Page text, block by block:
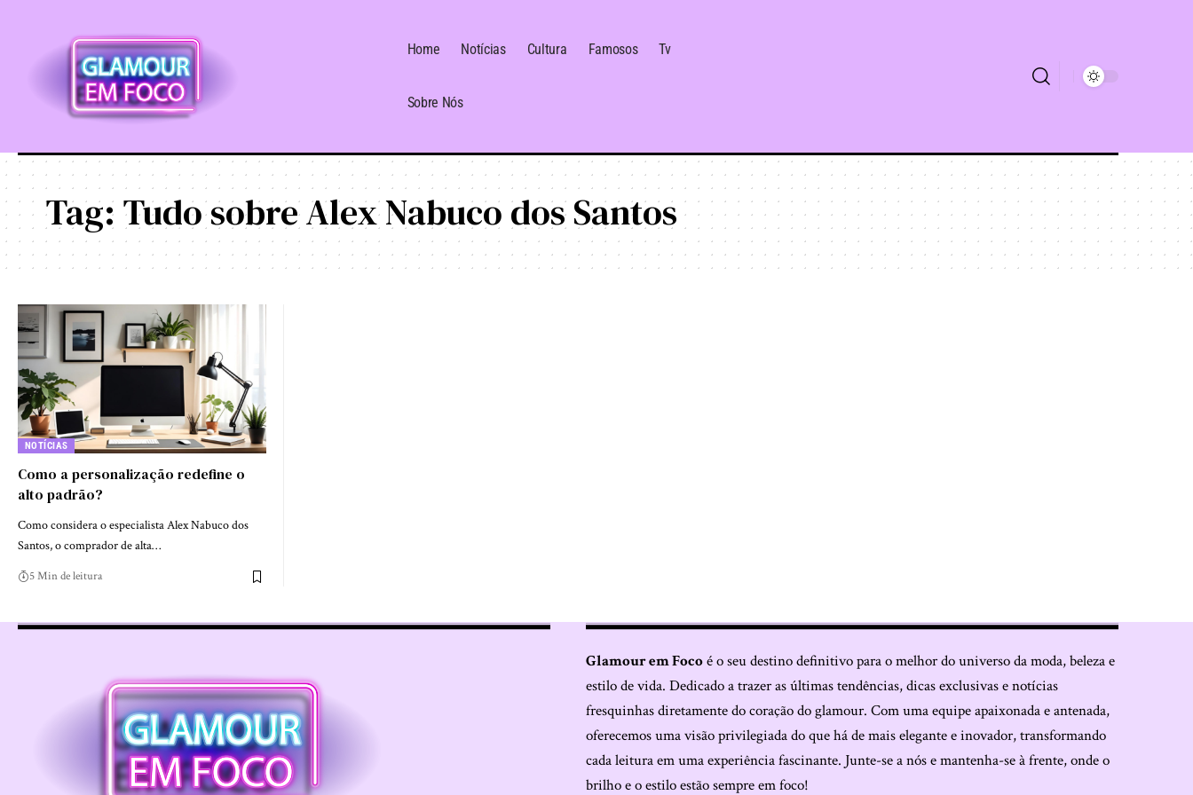
Home Notícias Cultura Famosos Tv
Sobre Nós
Tag: Tudo sobre Alex Nabuco dos Santos
NOTÍCIAS
Como a personalização redefine o
alto padrão?
Como considera o especialista Alex Nabuco dos
Santos, o comprador de alta…
5 Min de leitura
Glamour em Focoé o seu destino definitivo para o melhor do universo da moda, beleza e
estilo de vida. Dedicado a trazer as últimas tendências, dicas exclusivas e notícias
fresquinhas diretamente do coração do glamour. Com uma equipe apaixonada e antenada,
oferecemos uma visão privilegiada do que há de mais elegante e inovador, transformando
cada leitura em uma experiência fascinante. Junte-se a nós e mantenha-se à frente, onde o
brilho e o estilo estão sempre em foco!